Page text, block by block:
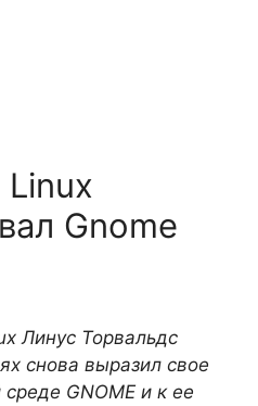
Gnome
Линус Торвальдс
снова выразил свое
GNOME и к ее